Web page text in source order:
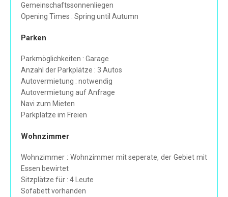
Gemeinschaftssonnenliegen
Opening Times : Spring until Autumn
Parken
Parkmöglichkeiten : Garage
Anzahl der Parkplätze : 3 Autos
Autovermietung : notwendig
Autovermietung auf Anfrage
Navi zum Mieten
Parkplätze im Freien
Wohnzimmer
Wohnzimmer : Wohnzimmer mit seperate, der Gebiet mit
Essen bewirtet
Sitzplätze für : 4 Leute
Sofabett vorhanden